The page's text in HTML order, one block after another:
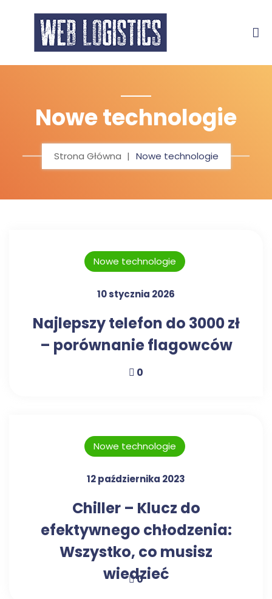
Nowe technologie
Strona Główna Nowe technologie
Nowe technologie
10 stycznia 2026
Najlepszy telefon do 3000 zł
– porównanie flagowców
0
Nowe technologie
12 października 2023
Chiller – Klucz do
efektywnego chłodzenia:
Wszystko, co musisz
wiedzieć
0